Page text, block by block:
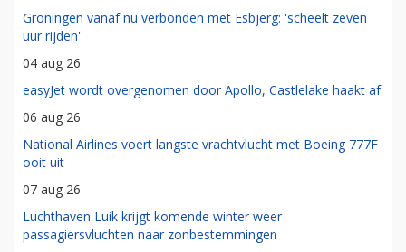
Groningen vanaf nu verbonden met Esbjerg: 'scheelt zeven
uur rijden'
04 aug 26
easyJet wordt overgenomen door Apollo, Castlelake haakt af
06 aug 26
National Airlines voert langste vrachtvlucht met Boeing 777F
ooit uit
07 aug 26
Luchthaven Luik krijgt komende winter weer
passagiersvluchten naar zonbestemmingen